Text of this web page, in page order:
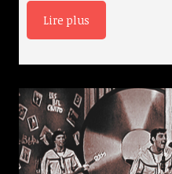
Lire plus